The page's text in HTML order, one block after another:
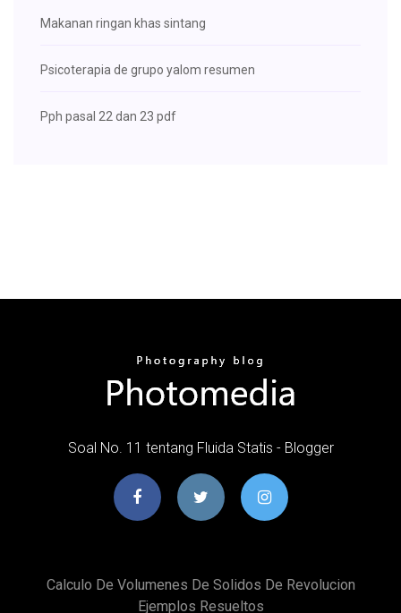
Makanan ringan khas sintang
Psicoterapia de grupo yalom resumen
Pph pasal 22 dan 23 pdf
Soal No. 11 tentang Fluida Statis - Blogger
Calculo De Volumenes De Solidos De Revolucion
Ejemplos Resueltos